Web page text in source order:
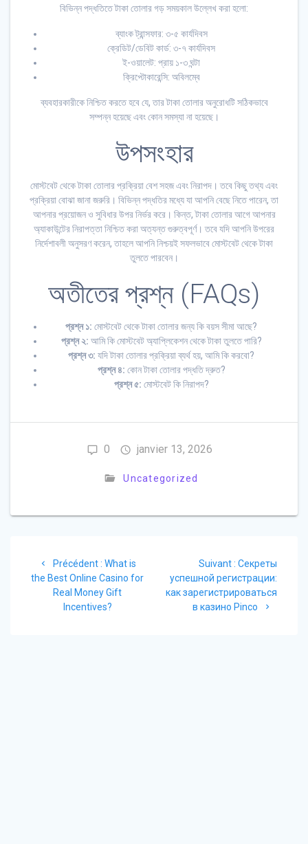
বিভিন্ন পদ্ধতিতে টাকা তোলার গড় সময়কাল উল্লেখ করা হলো:
ব্যাংক ট্রান্সফার: ৩-৫ কার্যদিবস
ক্রেডিট/ডেবিট কার্ড: ৩-৭ কার্যদিবস
ই-ওয়ালেট: প্রায় ১-৩ ঘন্টা
ক্রিপ্টোকারেন্সি: অবিলম্বে
ব্যবহারকারীকে নিশ্চিত করতে হবে যে, তার টাকা তোলার অনুরোধটি সঠিকভাবে
সম্পন্ন হয়েছে এবং কোন সমস্যা না হয়েছে।
উপসংহার
মোস্টবেট থেকে টাকা তোলার প্রক্রিয়া বেশ সহজ এবং নিরাপদ। তবে কিছু তথ্য এবং
প্রক্রিয়া বোঝা জানা জরুরি। বিভিন্ন পদ্ধতির মধ্যে যা আপনি বেছে নিতে পারেন, তা
আপনার প্রয়োজন ও সুবিধার উপর নির্ভর করে। কিন্ত, টাকা তোলার আগে আপনার
অ্যাকাউন্টের নিরাপত্তা নিশ্চিত করা অত্যন্ত গুরুত্বপূর্ণ। তবে যদি আপনি উপরের
নির্দেশাবলী অনুসরণ করেন, তাহলে আপনি নিশ্চয়ই সফলভাবে মোস্টবেট থেকে টাকা
তুলতে পারবেন।
অতীতের প্রশ্ন (FAQs)
প্রশ্ন ১: মোস্টবেট থেকে টাকা তোলার জন্য কি বয়স সীমা আছে?
প্রশ্ন ২: আমি কি মোস্টবেট অ্যাপ্লিকেশন থেকে টাকা তুলতে পারি?
প্রশ্ন ৩: যদি টাকা তোলার প্রক্রিয়া ব্যর্থ হয়, আমি কি করবো?
প্রশ্ন ৪: কোন টাকা তোলার পদ্ধতি দ্রুত?
প্রশ্ন ৫: মোস্টবেট কি নিরাপদ?
0 janvier 13, 2026
Uncategorized
de
l’article
Précédent : Article
précédent
What is
the Best Online Casino for
Real Money Gift
Incentives?
Suivant : Article
suivant
:
Секреты
успешной регистрации:
как зарегистрироваться
в казино Pinco